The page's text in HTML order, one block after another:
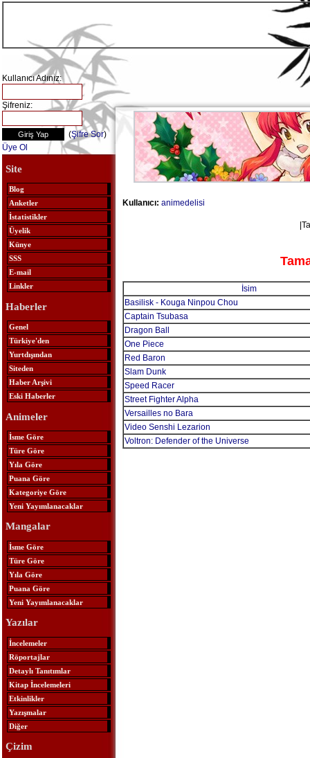
Kullanıcı Adınız:
Şifreniz:
(Şifre Sor)
Üye Ol
Site
Blog
Anketler
İstatistikler
Üyelik
Künye
SSS
E-mail
Linkler
Haberler
Genel
Türkiye'den
Yurtdışından
Siteden
Haber Arşivi
Eski Haberler
Animeler
İsme Göre
Türe Göre
Yıla Göre
Puana Göre
Kategoriye Göre
Yeni Yayımlanacaklar
Mangalar
İsme Göre
Türe Göre
Yıla Göre
Puana Göre
Yeni Yayımlanacaklar
Yazılar
İncelemeler
Röportajlar
Detaylı Tanıtımlar
Kitap İncelemeleri
Etkinlikler
Yazışmalar
Diğer
Çizim
Kullanıcı: animedelisi
İsim
Basilisk - Kouga Ninpou Chou
Captain Tsubasa
Dragon Ball
One Piece
Red Baron
Slam Dunk
Speed Racer
Street Fighter Alpha
Versailles no Bara
Video Senshi Lezarion
Voltron: Defender of the Universe